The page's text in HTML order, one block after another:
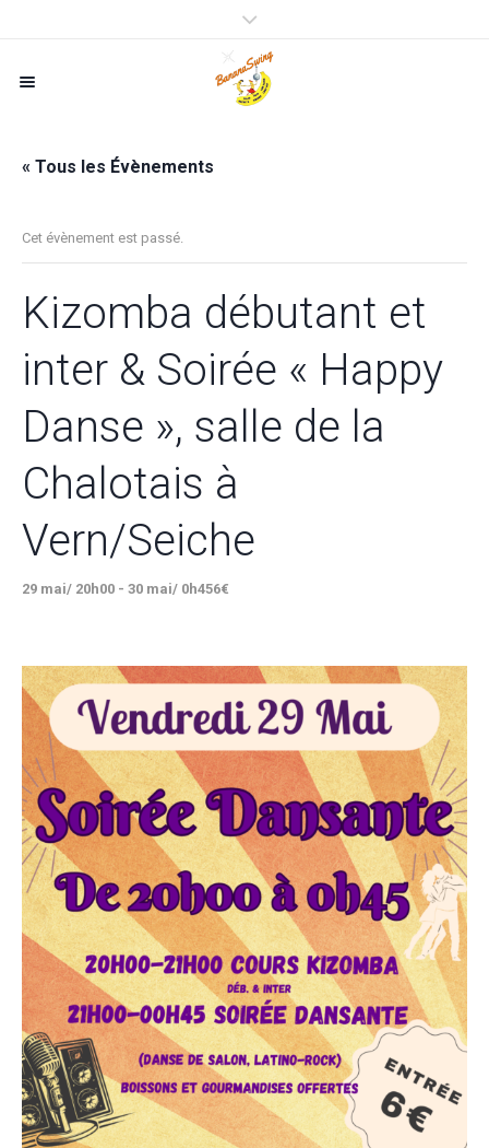
« Tous les Évènements
Cet évènement est passé.
Kizomba débutant et
inter & Soirée « Happy
Danse », salle de la
Chalotais à
Vern/Seiche
29 mai/ 20h00 - 30 mai/ 0h456€